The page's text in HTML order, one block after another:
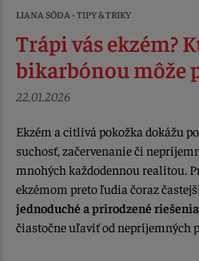
LIANA SÓDA - TIPY & TRIKY
Trápi vás ekzém?
bikarbónou môže
22.01.2026
Ekzém a citlivá pokožka dokážu
suchosť, začervenanie či
mnohých každodennou realitou.
ekzémom preto ľudia čoraz
jednoduché a prirodzené riešenia
čiastočne uľaviť od nepríjemných